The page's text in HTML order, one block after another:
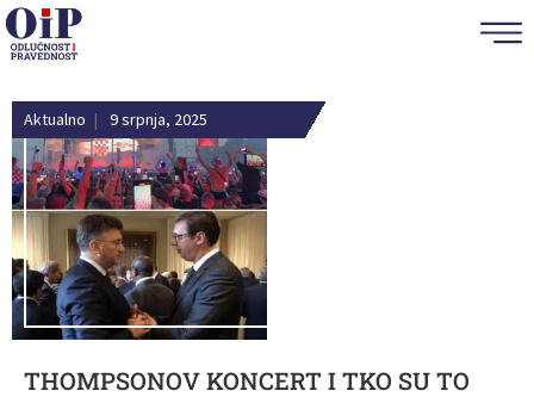
Aktualno | 9 srpnja, 2025
THOMPSONOV KONCERT I TKO SU TO